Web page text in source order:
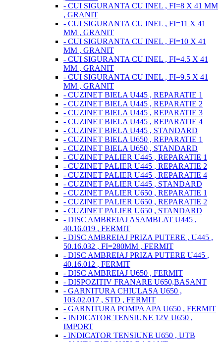
- CUI SIGURANTA CU INEL , FI=8 X 41 MM
, GRANIT
- CUI SIGURANTA CU INEL , FI=11 X 41
MM , GRANIT
- CUI SIGURANTA CU INEL , FI=10 X 41
MM , GRANIT
- CUI SIGURANTA CU INEL , FI=4.5 X 41
MM , GRANIT
- CUI SIGURANTA CU INEL , FI=9.5 X 41
MM , GRANIT
- CUZINET BIELA U445 , REPARATIE 1
- CUZINET BIELA U445 , REPARATIE 2
- CUZINET BIELA U445 , REPARATIE 3
- CUZINET BIELA U445 , REPARATIE 4
- CUZINET BIELA U445 , STANDARD
- CUZINET BIELA U650 , REPARATIE 1
- CUZINET BIELA U650 , STANDARD
- CUZINET PALIER U445 , REPARATIE 1
- CUZINET PALIER U445 , REPARATIE 2
- CUZINET PALIER U445 , REPARATIE 4
- CUZINET PALIER U445 , STANDARD
- CUZINET PALIER U650 , REPARATIE 1
- CUZINET PALIER U650 , REPARATIE 2
- CUZINET PALIER U650 , STANDARD
- DISC AMBREIAJ ASAMBLAT U445 ,
40.16.019 , FERMIT
- DISC AMBREIAJ PRIZA PUTERE , U445 ,
50.16.032 , FI=280MM , FERMIT
- DISC AMBREIAJ PRIZA PUTERE U445 ,
40.16.012 , FERMIT
- DISC AMBREIAJ U650 , FERMIT
- DISPOZITIV FRANARE U650,BASANT
- GARNITURA CHIULASA U650 ,
103.02.017 , STD , FERMIT
- GARNITURA POMPA APA U650 , FERMIT
- INDICATOR TENSIUNE 12V U650 ,
IMPORT
- INDICATOR TENSIUNE U650 , UTB